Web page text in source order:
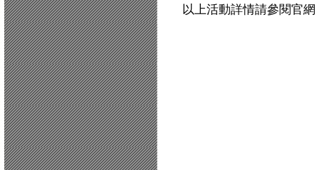
以上活動詳情請參閱官網